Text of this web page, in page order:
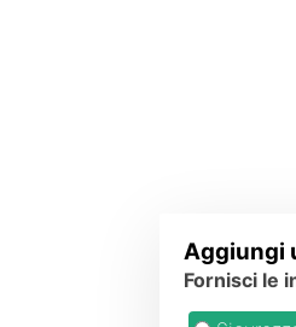
Aggiungi
Fornisci le